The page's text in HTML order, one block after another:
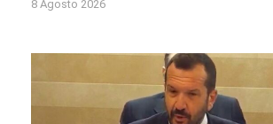
8 Agosto 2026